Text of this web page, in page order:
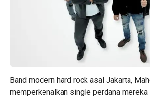
Band modern hard rock asal Jakarta,
memperkenalkan single perdana mereka